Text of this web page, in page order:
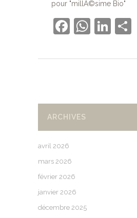
Facebook
ARCHIVES
avril 2026
mars 2026
février 2026
janvier 2026
décembre 2025